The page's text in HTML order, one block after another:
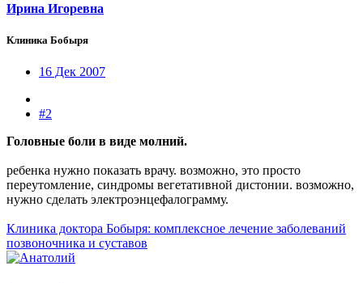
Ирина Игоревна
Клиника Бобыря
16 Дек 2007
#2
Головные боли в виде молний.
ребенка нужно показать врачу. возможно, это просто
переутомление, синдромы вегетативной дистонии. возможно,
нужно сделать электроэнцефалограмму.
Клиника доктора Бобыря: комплексное лечение заболеваний
позвоночника и суставов